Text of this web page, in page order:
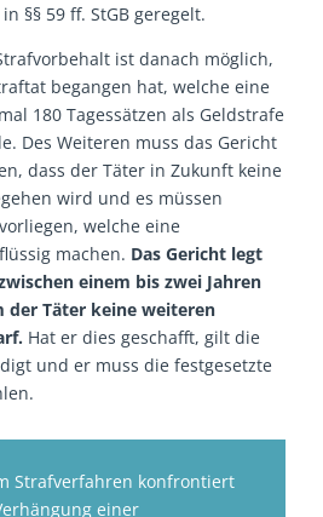
§§ 59 ff. StGB geregelt.
ist danach möglich,
begangen hat, welche eine
180 Tagessätzen als Geldstrafe
Des Weiteren muss das Gericht
dass der Täter in Zukunft keine
wird und es müssen
welche eine
machen. Das Gericht legt
einem bis zwei Jahren
der Täter keine weiteren
Hat er dies geschafft, gilt die
und er muss die festgesetzte
Strafverfahren konfrontiert
einer